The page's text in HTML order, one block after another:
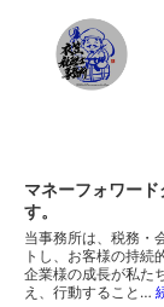
マネーフォワー
す。
当事務所は、税務・
トし、お客様の持続
企業様の成長が私た
え、行動すること…